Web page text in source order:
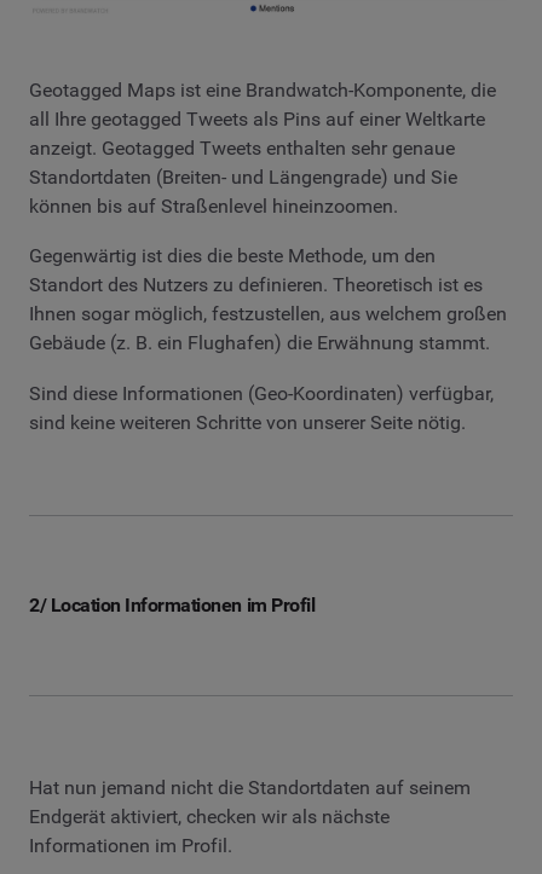
Geotagged Maps ist eine Brandwatch-Komponente, die
all Ihre geotagged Tweets als Pins auf einer Weltkarte
anzeigt. Geotagged Tweets enthalten sehr genaue
Standortdaten (Breiten- und Längengrade) und Sie
können bis auf Straßenlevel hineinzoomen.
Gegenwärtig ist dies die beste Methode, um den
Standort des Nutzers zu definieren. Theoretisch ist es
Ihnen sogar möglich, festzustellen, aus welchem großen
Gebäude (z. B. ein Flughafen) die Erwähnung stammt.
Sind diese Informationen (Geo-Koordinaten) verfügbar,
sind keine weiteren Schritte von unserer Seite nötig.
2/ Location Informationen im Profil
Hat nun jemand nicht die Standortdaten auf seinem
Endgerät aktiviert, checken wir als nächste
Informationen im Profil.